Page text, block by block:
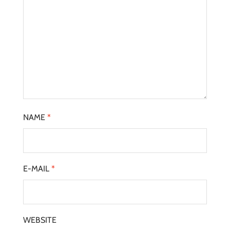
NAME *
E-MAIL *
WEBSITE